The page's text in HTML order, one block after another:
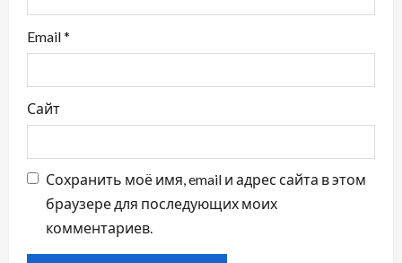
м
Email*
Сайт
Сохранить моё имя, email и адрес сайта в этом
браузере для последующих моих
комментариев.